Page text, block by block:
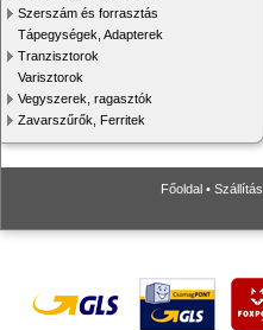
Szerszám és forrasztás
Tápegységek, Adapterek
Tranzisztorok
Varisztorok
Vegyszerek, ragasztók
Zavarszűrők, Ferritek
Főoldal • Szállítás